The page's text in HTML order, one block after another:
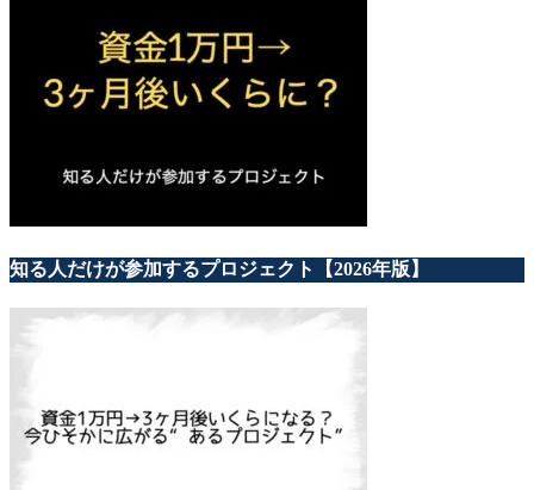
知る人だけが参加するプロジェクト【2026年版】